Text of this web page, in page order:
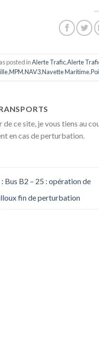
posted inAlerte Trafic,Alerte
,MPM,NAV3,Navette Maritime,
de ce site, je vous tiens au
en cas de perturbation.
Bus B2 – 25 : opération de
fin de perturbation